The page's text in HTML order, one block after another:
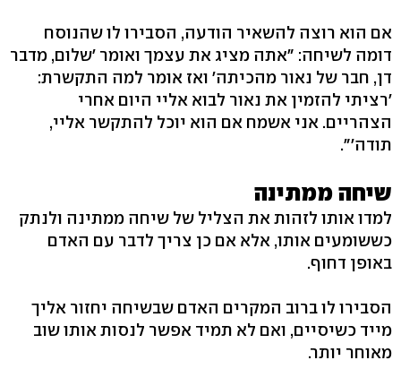
אם הוא רוצה להשאיר הודעה, הסבירו לו שהנוסח
דומה לשיחה: "אתה מציג את עצמך ואומר 'שלום, מדבר
דן, חבר של נאור מהכיתה' ואז אומר למה התקשרת:
'רציתי להזמין את נאור לבוא אליי היום אחרי
הצהריים. אני אשמח אם הוא יוכל להתקשר אליי,
תודה'".
שיחה ממתינה
למדו אותו לזהות את הצליל של שיחה ממתינה ולנתק
כששומעים אותו, אלא אם כן צריך לדבר עם האדם
באופן דחוף.
הסבירו לו ברוב המקרים האדם שבשיחה יחזור אליך
מייד כשיסיים, ואם לא תמיד אפשר לנסות אותו שוב
מאוחר יותר.